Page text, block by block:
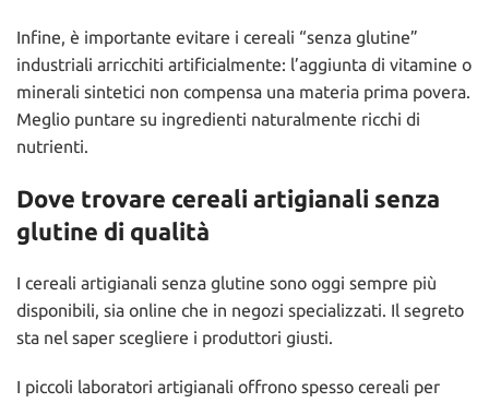
Infine, è importante evitare i cereali “senza glutine”
industriali arricchiti artificialmente: l’aggiunta di vitamine o
minerali sintetici non compensa una materia prima povera.
Meglio puntare su ingredienti naturalmente ricchi di
nutrienti.
Dove trovare cereali artigianali senza
glutine di qualità
I cereali artigianali senza glutine sono oggi sempre più
disponibili, sia online che in negozi specializzati. Il segreto
sta nel saper scegliere i produttori giusti.
I piccoli laboratori artigianali offrono spesso cereali per